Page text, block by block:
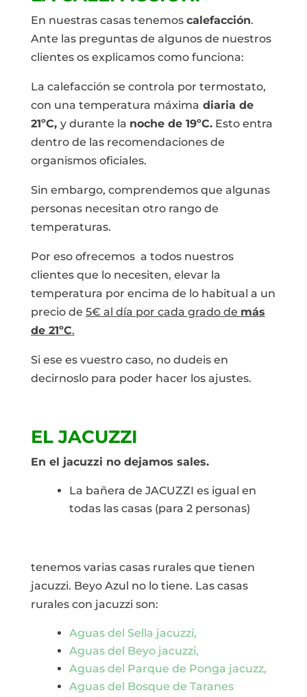
En nuestras casas tenemos calefacción.
Ante las preguntas de algunos de nuestros
clientes os explicamos como funciona:
La calefacción se controla por termostato,
con una temperatura máxima diaria de
21ºC, y durante la noche de 19ºC.Esto entra
dentro de las recomendaciones de
organismos oficiales.
Sin embargo, comprendemos que algunas
personas necesitan otro rango de
temperaturas.
Por eso ofrecemos a todos nuestros
clientes que lo necesiten, elevar la
temperatura por encima de lo habitual a un
precio de 5€ al día por cada grado de más
de 21ºC.
Si ese es vuestro caso, no dudeis en
decirnoslo para poder hacer los ajustes.
EL JACUZZI
En el jacuzzi no dejamos sales.
La bañera de JACUZZI es igual en
todas las casas (para 2 personas)
tenemos varias casas rurales que tienen
jacuzzi. Beyo Azul no lo tiene. Las casas
rurales con jacuzzi son:
Aguas del Sella jacuzzi,
Aguas del Beyo jacuzzi,
Aguas del Parque de Ponga jacuzz,
Aguas del Bosque de Taranes